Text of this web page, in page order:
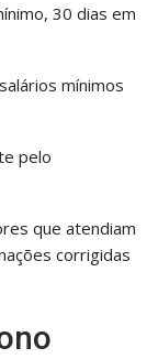
30 dias em
mínimos
pelo
que atendiam
corrigidas